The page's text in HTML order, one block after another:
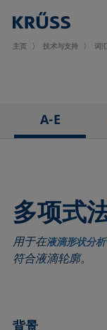
主页 技术与支持 词
A-E
吸附系数
前进角
ASTM D 971
基线
圆法
发泡剂
Fowkes法
高宽法
滞后角
拉普拉斯压力
多项式法
后退角
脱环法
棒法
粗糙度
顶视距离法
Washburn法
韦伯数
润湿性
润湿剂
多项式
用于在液滴形状分析
符合液滴轮廓。
背景